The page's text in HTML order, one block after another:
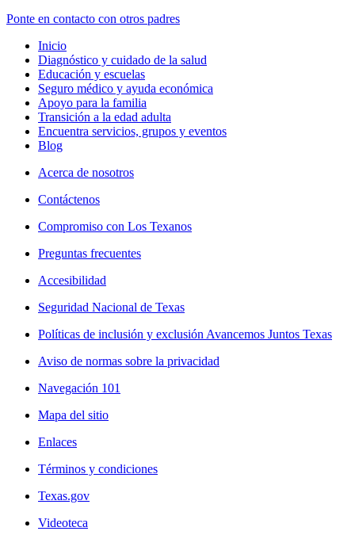
Ponte en contacto con otros padres
Inicio
Diagnóstico y cuidado de la salud
Educación y escuelas
Seguro médico y ayuda económica
Apoyo para la familia
Transición a la edad adulta
Encuentra servicios, grupos y eventos
Blog
Acerca de nosotros
Contáctenos
Compromiso con Los Texanos
Preguntas frecuentes
Accesibilidad
Seguridad Nacional de Texas
Políticas de inclusión y exclusión Avancemos Juntos Texas
Aviso de normas sobre la privacidad
Navegación 101
Mapa del sitio
Enlaces
Términos y condiciones
Texas.gov
Videoteca